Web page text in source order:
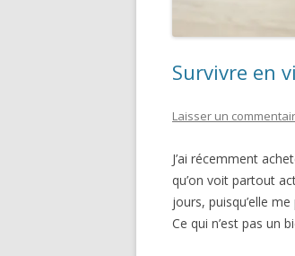
Survivre en
Laisser un
J’ai récemment
qu’on voit partout
jours, puisqu’elle
Ce qui n’est pas un